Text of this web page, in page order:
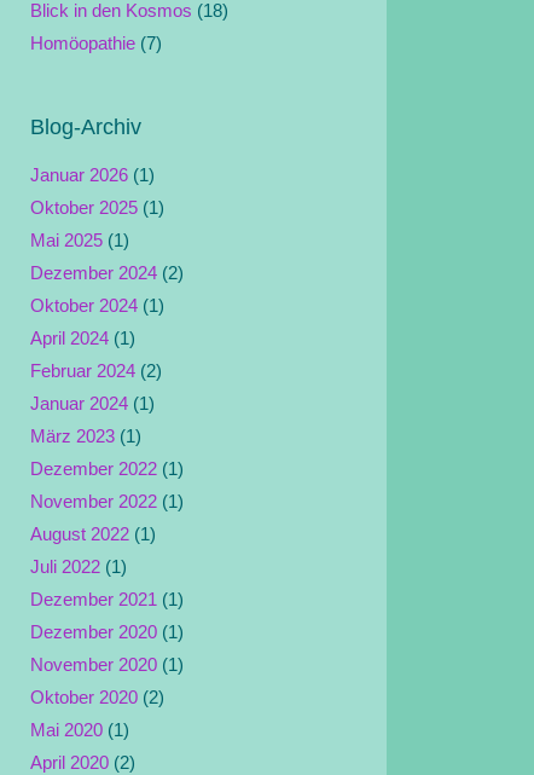
Blick in den Kosmos (18)
Homöopathie (7)
Blog-Archiv
Januar 2026 (1)
Oktober 2025 (1)
Mai 2025 (1)
Dezember 2024 (2)
Oktober 2024 (1)
April 2024 (1)
Februar 2024 (2)
Januar 2024 (1)
März 2023 (1)
Dezember 2022 (1)
November 2022 (1)
August 2022 (1)
Juli 2022 (1)
Dezember 2021 (1)
Dezember 2020 (1)
November 2020 (1)
Oktober 2020 (2)
Mai 2020 (1)
April 2020 (2)